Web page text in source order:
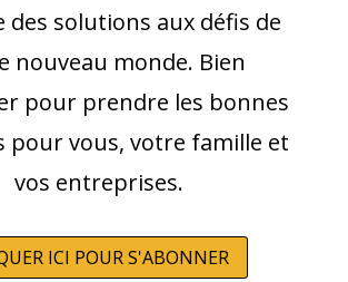
des solutions aux défis de
nouveau monde. Bien
pour prendre les bonnes
pour vous, votre famille et
vos entreprises.
ICI POUR S'ABONNER